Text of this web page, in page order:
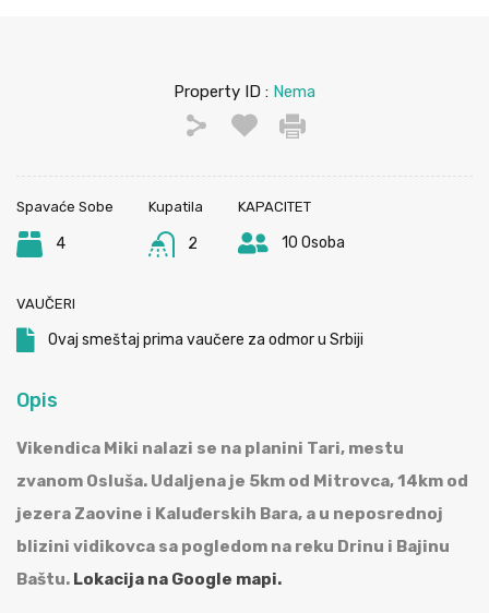
Property ID : Nema
Spavaće Sobe
4
Kupatila
2
KAPACITET
10 Osoba
VAUČERI
Ovaj smeštaj prima vaučere za odmor u Srbiji
Opis
Vikendica Miki nalazi se na planini Tari, mestu
zvanom Osluša. Udaljena je 5km od Mitrovca, 14km od
jezera Zaovine i Kaluđerskih Bara, a u neposrednoj
blizini vidikovca sa pogledom na reku Drinu i Bajinu
Baštu. Lokacija na Google mapi.